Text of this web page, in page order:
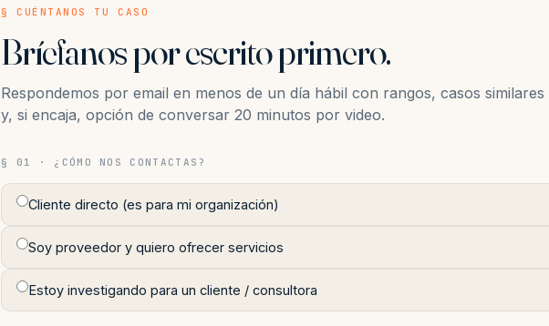
§ CUÉNTANOS TU CASO
Bríefanos por escrito primero.
Respondemos por email en menos de un día hábil con rangos, casos similares
y, si encaja, opción de conversar 20 minutos por video.
§ 01 · ¿CÓMO NOS CONTACTAS?
Cliente directo (es para mi organización)
Soy proveedor y quiero ofrecer servicios
Estoy investigando para un cliente / consultora